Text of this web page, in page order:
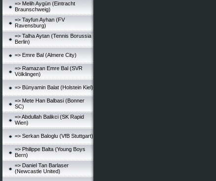
=> Melih Aygün (Eintracht
Braunschweig)
=> Tayfun Ayhan (FV
Ravensburg)
=> Talha Aytan (Tennis Borussia
Berlin)
=> Emre Bal (Almere City)
=> Ramazan Emre Bal (SVR
Völklingen)
=> Bünyamin Balat (Holstein Kiel)
=> Mete Han Balbasi (Bonner
SC)
=> Abdullah Balikci (SK Rapid
Wien)
=> Serkan Baloglu (VfB Stuttgart)
=> Philippe Balta (Young Boys
Bern)
=> Daniel Tan Barlaser
(Newcastle United)